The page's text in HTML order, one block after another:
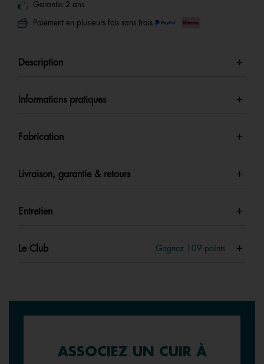
Garantie 2 ans
Paiement en plusieurs fois sans frais
Description
Informations pratiques
Fabrication
Livraison, garantie & retours
Entretien
Le Club Gagnez 109 points
ASSOCIEZ UN CUIR À